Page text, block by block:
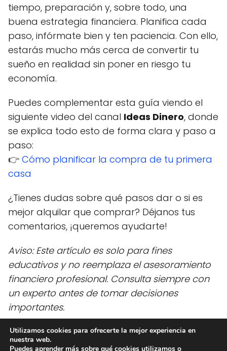
tiempo, preparación y, sobre todo, una
buena estrategia financiera. Planifica cada
paso, infórmate bien y ten paciencia. Con ello,
estarás mucho más cerca de convertir tu
sueño en realidad sin poner en riesgo tu
economía.
Puedes complementar esta guía viendo el
siguiente video del canal Ideas Dinero, donde
se explica todo esto de forma clara y paso a
paso:
👉 Cómo planificar la compra de tu primera
casa
¿Tienes dudas sobre qué pasos dar o si es
mejor alquilar que comprar? Déjanos tus
comentarios, ¡queremos ayudarte!
Aviso: Este artículo es solo para fines
educativos y no reemplaza el asesoramiento
financiero profesional. Consulta siempre con
un experto antes de tomar decisiones
importantes.
Ideas Dinero blog ¿Cómo planifico la compra de mi primera
Utilizamos cookies para ofrecerte la mejor experiencia en
nuestra web.
Puedes aprender más sobre qué cookies utilizamos o